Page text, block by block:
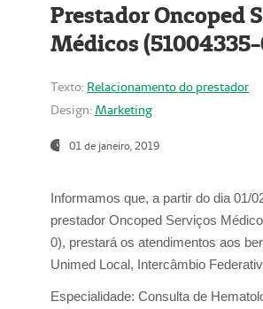
Prestador Oncoped
Médicos
Texto: Relacionamento do prestador
Design: Marketing
01 de janeiro, 2019
Informamos que, a partir do dia 01/
prestador Oncoped Serviços
0), prestará os atendimentos aos
Unimed Local, Intercâmbio
Especialidade: Consulta de